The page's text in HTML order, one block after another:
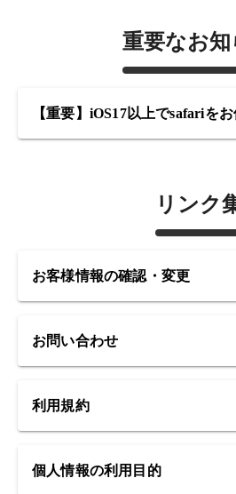
重要なお知
【重要】iOS17以上でsafariを
リンク
お客様情報の確認・変更
お問い合わせ
利用規約
個人情報の利用目的